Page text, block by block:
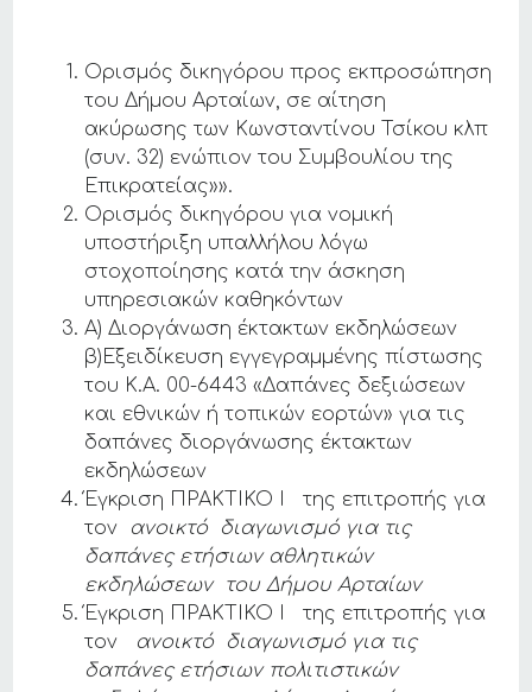
Ορισμός δικηγόρου προς εκπροσώπηση
του Δήμου Αρταίων, σε αίτηση
ακύρωσης των Κωνσταντίνου Τσίκου κλπ
(συν. 32) ενώπιον του Συμβουλίου της
Επικρατείας»».
Ορισμός δικηγόρου για νομική
υποστήριξη υπαλλήλου λόγω
στοχοποίησης κατά την άσκηση
υπηρεσιακών καθηκόντων
Α) Διοργάνωση έκτακτων εκδηλώσεων
β)Εξειδίκευση εγγεγραμμένης πίστωσης
του Κ.Α. 00-6443 «Δαπάνες δεξιώσεων
και εθνικών ή τοπικών εορτών» για τις
δαπάνες διοργάνωσης έκτακτων
εκδηλώσεων
Έγκριση ΠΡΑΚΤΙΚΟ Ι της επιτροπής για
τον ανοικτό διαγωνισμό για τις
δαπάνες ετήσιων αθλητικών
εκδηλώσεων του Δήμου Αρταίων
Έγκριση ΠΡΑΚΤΙΚΟ Ι της επιτροπής για
τον
ανοικτό διαγωνισμό για τις
δαπάνες ετήσιων πολιτιστικών